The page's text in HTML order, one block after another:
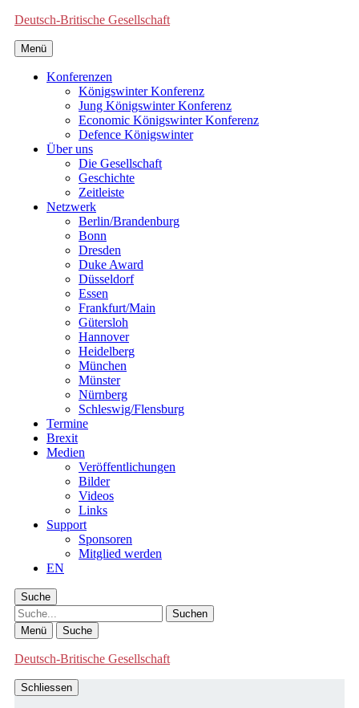
Deutsch-Britische Gesellschaft
Menü
Konferenzen
Königswinter Konferenz
Jung Königswinter Konferenz
Economic Königswinter Konferenz
Defence Königswinter
Über uns
Die Gesellschaft
Geschichte
Zeitleiste
Netzwerk
Berlin/Brandenburg
Bonn
Dresden
Duke Award
Düsseldorf
Essen
Frankfurt/Main
Gütersloh
Hannover
Heidelberg
München
Münster
Nürnberg
Schleswig/Flensburg
Termine
Brexit
Medien
Veröffentlichungen
Bilder
Videos
Links
Support
Sponsoren
Mitglied werden
EN
Suche
Suche
Menü Suche
Deutsch-Britische Gesellschaft
Schliessen